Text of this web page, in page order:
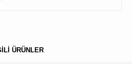
ÜRÜNLER